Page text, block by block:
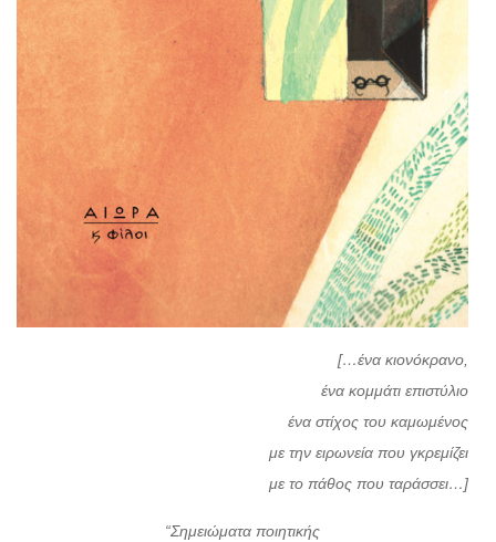
[…ένα κιονόκρανο,
ένα κομμάτι επιστύλιο
ένα στίχος του καμωμένος
με την ειρωνεία που γκρεμίζει
με το πάθος που ταράσσει…]
“Σημειώματα ποιητικής